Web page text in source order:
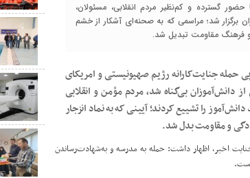
گسترده و کم‌نظیر مردم انقلابی، مسئولان،
شد؛ مراسمی که به صحنه‌ای آشکار از خشم
و فرهنگ مقاومت تبدیل شد.
حمله جنایت‌کارانه رژیم صهیونیستی و امریکای
بی‌گناه شد، مردم مؤمن و انقلابی
را تشییع کردند؛ آیینی که به نماد انزجار
و مقاومت بدل شد.
جنایت اخیر، اظهار داشت: حمله به مدرسه و به‌شهادت‌رساندن